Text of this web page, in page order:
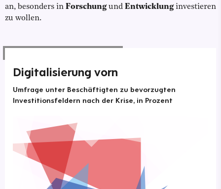
an, besonders in Forschungund Entwicklunginvestieren
zu wollen.
Digitalisierung vorn
Umfrage unter Beschäftigten zu bevorzugten
Investitionsfeldern nach der Krise, in Prozent